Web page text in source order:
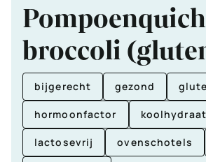
broccoli
bijgerecht gezond
hormoonfactor
lactosevrij ovenschotels